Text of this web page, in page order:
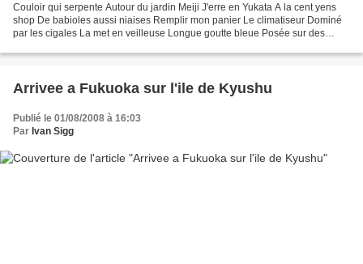
Couloir qui serpente Autour du jardin Meiji J'erre en Yukata A la cent yens
shop De babioles aussi niaises Remplir mon panier Le climatiseur Dominé
par les cigales La met en veilleuse Longue goutte bleue Posée sur des
Arrivee a Fukuoka sur l'ile de Kyushu
Publié le 01/08/2008 à 16:03
Par Ivan Sigg